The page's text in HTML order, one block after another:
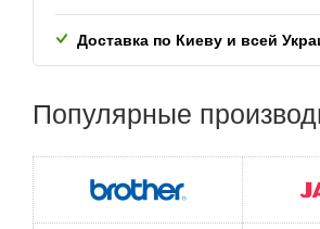
Доставка по Киеву и всей
Популярные